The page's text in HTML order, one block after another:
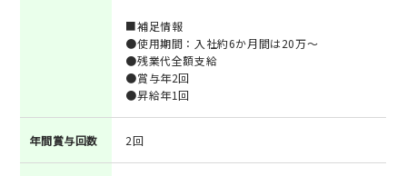
■補足情報
●使用期間：入社約6か月間は20万～
●残業代全額支給
●賞与年2回
●昇給年1回
年間賞与回数 2回